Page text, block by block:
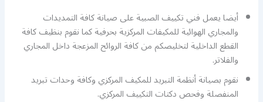
أيضا يعمل فني تكييف الصبية على صيانة كافة التمديدات
والمجاري الهوائية للمكيفات المركزية بحرفية كما نقوم بنظيف كافة
القطع الداخلية لتخليصكم من كافة الروائح المزعجة داخل المجاري
والفلاتر.
نقوم بصيانة أنظمة التبريد للمكيف المركزي وكافة وحدات تبريد
المنفصلة وفحص دكتات التكييف المركزي.